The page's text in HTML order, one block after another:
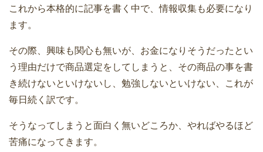
これから本格的に記事を書く中で、情報収集も必要になり
ます。
その際、興味も関心も無いが、お金になりそうだったとい
う理由だけで商品選定をしてしまうと、その商品の事を書
き続けないといけないし、勉強しないといけない、これが
毎日続く訳です。
そうなってしまうと面白く無いどころか、やればやるほど
苦痛になってきます。